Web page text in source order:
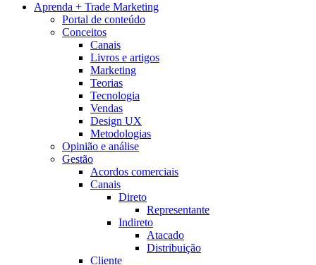
Aprenda + Trade Marketing
Portal de conteúdo
Conceitos
Canais
Livros e artigos
Marketing
Teorias
Tecnologia
Vendas
Design UX
Metodologias
Opinião e análise
Gestão
Acordos comerciais
Canais
Direto
Representante
Indireto
Atacado
Distribuição
Cliente